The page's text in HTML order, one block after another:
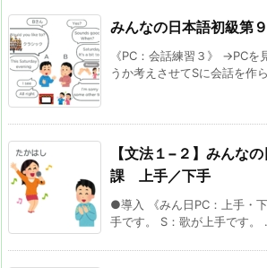
みんなの日本語初級第
《PC：会話練習３》 →PCを
うか考えさせてSに会話を作
【文法１−２】みんな
課 上手／下手
●導入 《みん日PC：上手・
手です。 S：歌が上手です。